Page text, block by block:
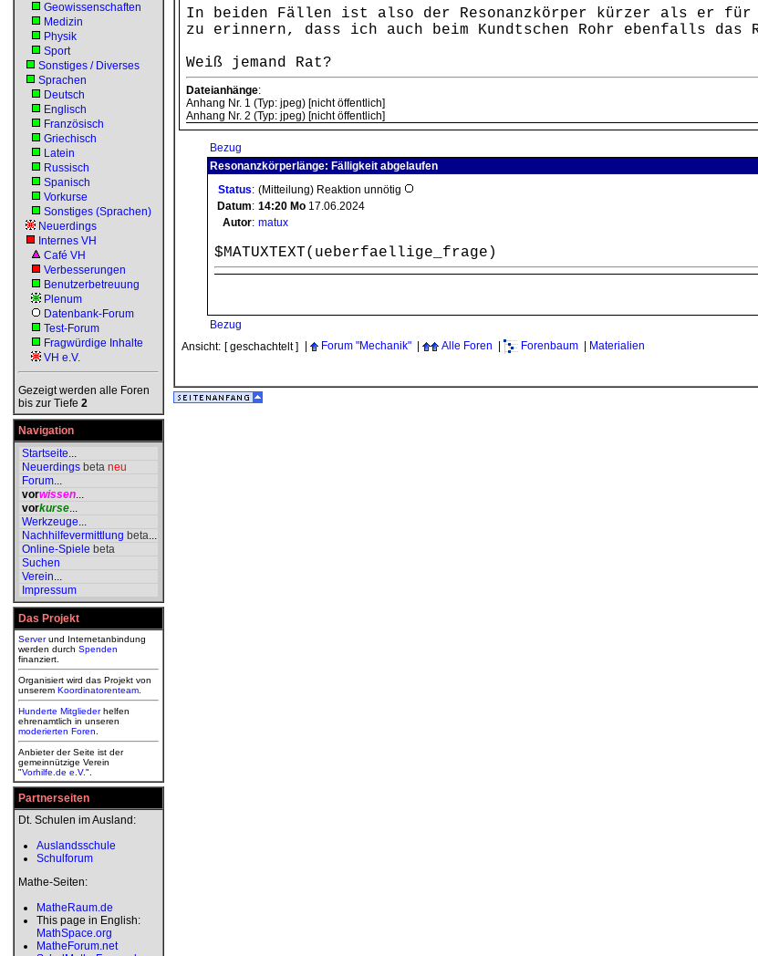
Geowissenschaften
Medizin
Physik
Sport
Sonstiges / Diverses
Sprachen
Deutsch
Englisch
Französisch
Griechisch
Latein
Russisch
Spanisch
Vorkurse
Sonstiges (Sprachen)
Neuerdings
Internes VH
Café VH
Verbesserungen
Benutzerbetreuung
Plenum
Datenbank-Forum
Test-Forum
Fragwürdige Inhalte
VH e.V.
Gezeigt werden alle Foren
bis zur Tiefe 2
Navigation
Startseite...
Neuerdings beta neu
Forum...
vorwissen...
vorkurse...
Werkzeuge...
Nachhilfevermittlung beta...
Online-Spiele beta
Suchen
Verein...
Impressum
Das Projekt
Serverund Internetanbindung
werden durch Spenden
finanziert.
Organisiert wird das Projekt von
unserem Koordinatorenteam
Hunderte Mitgliederhelfen
ehrenamtlich in unseren
moderierten Foren
Anbieter der Seite ist der
gemeinnützige Verein
"Vorhilfe.de e.V.".
Partnerseiten
Dt. Schulen im Ausland:
Auslandsschule
Schulforum
Mathe-Seiten:
MatheRaum.de
This page in English:
MathSpace.org
MatheForum.net
In beiden Fällen ist also der Resonanzkörper kürzer als er für
zu erinnern, dass ich auch beim Kundtschen Rohr ebenfalls das
Weiß jemand Rat?
Dateianhänge:
Anhang Nr. 1 (Typ: jpeg) [nicht öffentlich]
Anhang Nr. 2 (Typ: jpeg) [nicht öffentlich]
Bezug
Resonanzkörperlänge: Fälligkeit abgelaufen
Status: (Mitteilung) Reaktion unnötig
Datum: 14:20 Mo 17.06.2024
Autor: matux
$MATUXTEXT(ueberfaellige_frage)
Bezug
Ansicht: [ geschachtelt ] Forum "Mechanik" Alle Foren Forenbaum Materialien